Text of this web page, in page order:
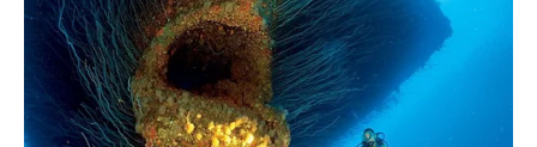
recolección de basuras y
disposición final de
residuos sólidos en Ibagué